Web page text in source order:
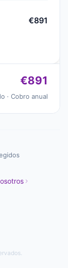
€891
€891
· Cobro anual